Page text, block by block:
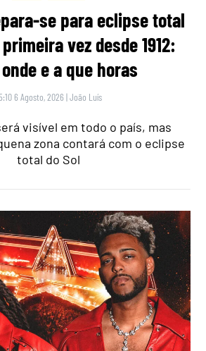
se para eclipse total
vez desde 1912:
e a que horas
6 Agosto, 2026 |João Luís
visível em todo o país, mas
zona contará com o eclipse
total do Sol